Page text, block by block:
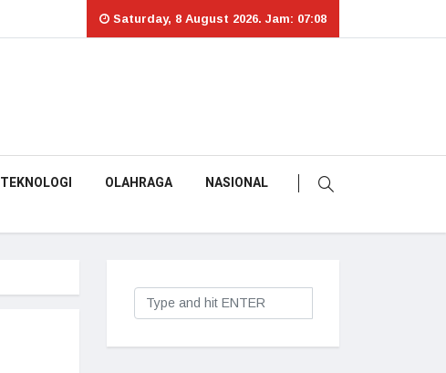
Saturday, 8 August 2026. Jam: 07:08
TEKNOLOGI OLAHRAGA NASIONAL